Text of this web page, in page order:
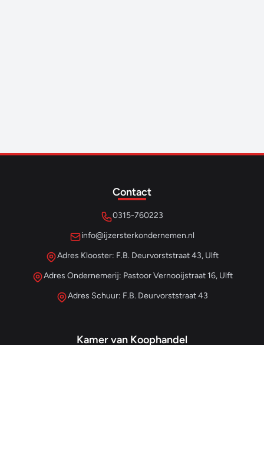
Contact
0315-760223
info@ijzersterkondernemen.nl
Adres Klooster: F.B. Deurvorststraat 43, Ulft
Adres Ondernemerij: Pastoor Vernooijstraat 16, Ulft
Adres Schuur: F.B. Deurvorststraat 43
Kamer van Koophandel